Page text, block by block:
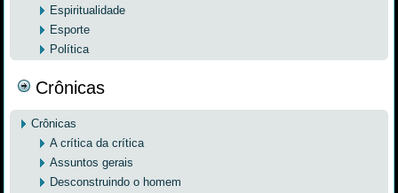
Espiritualidade
Esporte
Política
Crônicas
Crônicas
A crítica da crítica
Assuntos gerais
Desconstruindo o homem